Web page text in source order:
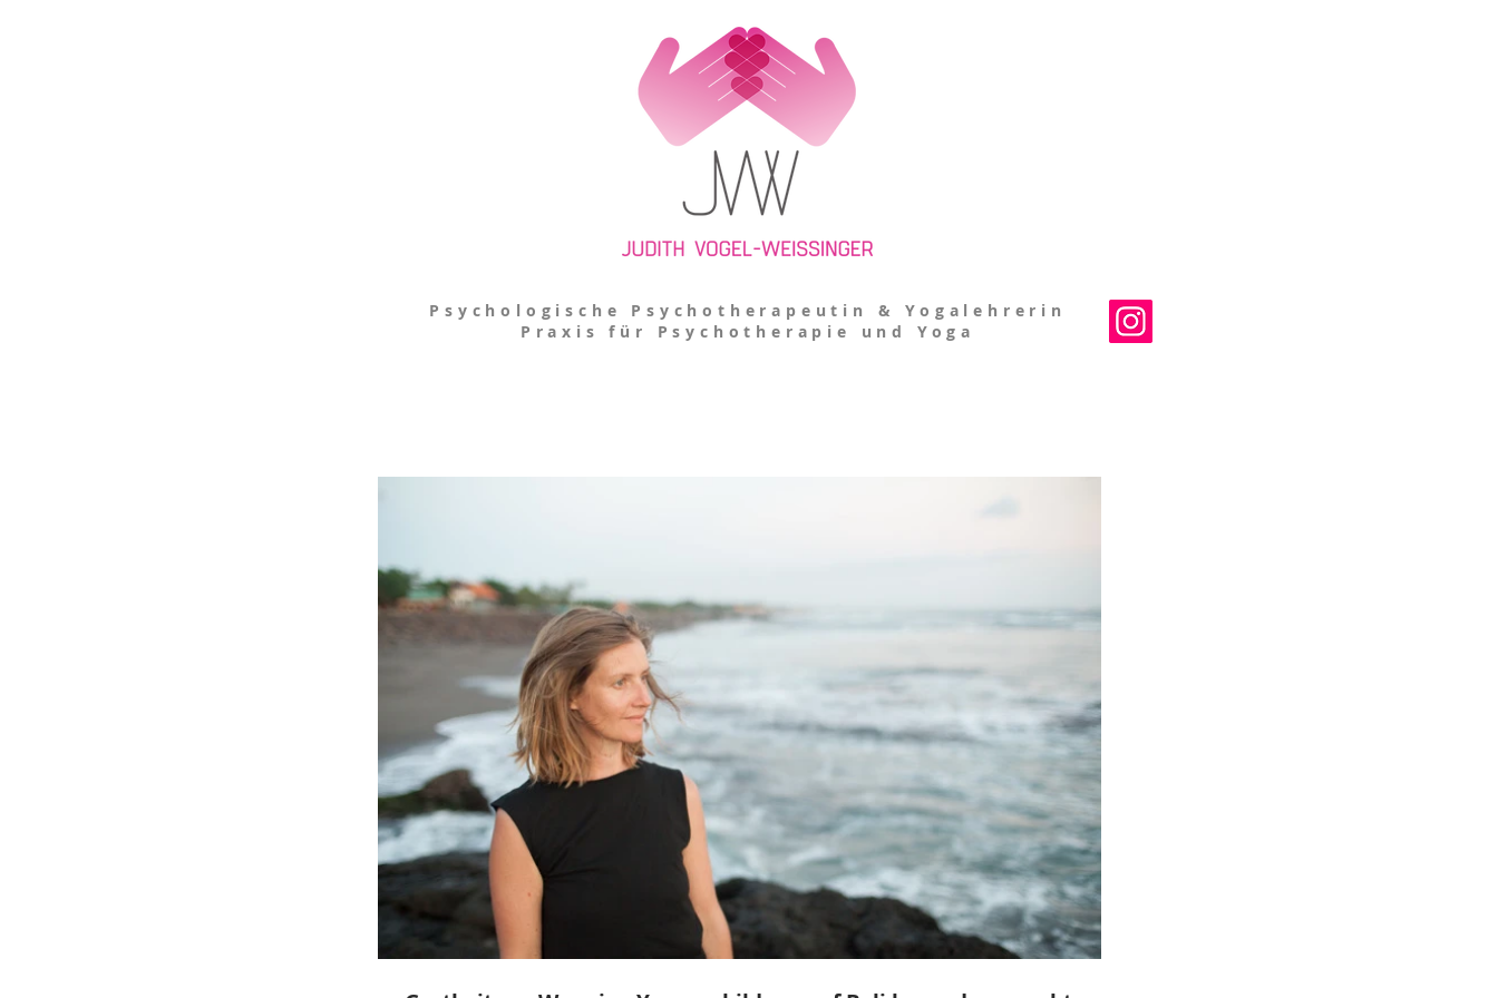
Psychologische Psychotherapeutin & Yogalehrerin
Praxis für Psychotherapie und Yoga